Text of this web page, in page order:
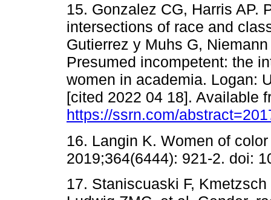
15. Gonzalez CG, Harris AP.
intersections of race and
Gutierrez y Muhs G,
Presumed incompetent: the
women in academia. Logan:
[cited 2022 04 18]. Available
https://ssrn.com/
16. Langin K. Women of
2019;364(6444): 921-2. doi:
17. Staniscuaski F,